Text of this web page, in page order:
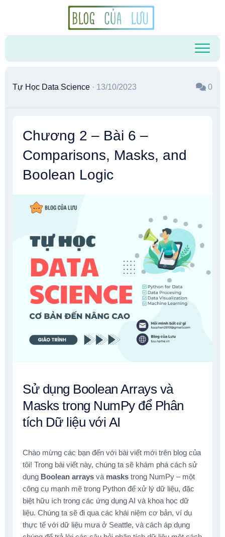
Tự Học Data Science · 13/10/2023 0
Chương 2 – Bài 6 –
Comparisons, Masks, and
Boolean Logic
Sử dụng Boolean Arrays và
Masks trong NumPy để Phân
tích Dữ liệu với AI
Chào mừng các bạn đến với bài viết mới trên blog của
tôi! Trong bài viết này, chúng ta sẽ khám phá cách sử
dụng Boolean arrays và masks trong NumPy – một
công cụ mạnh mẽ trong Python để xử lý dữ liệu, đặc
biệt hữu ích trong các ứng dụng AI và khoa học dữ
liệu. Chúng ta sẽ đi qua các khái niệm cơ bản, ví dụ
thực tế với dữ liệu mưa ở Seattle, và cách áp dụng